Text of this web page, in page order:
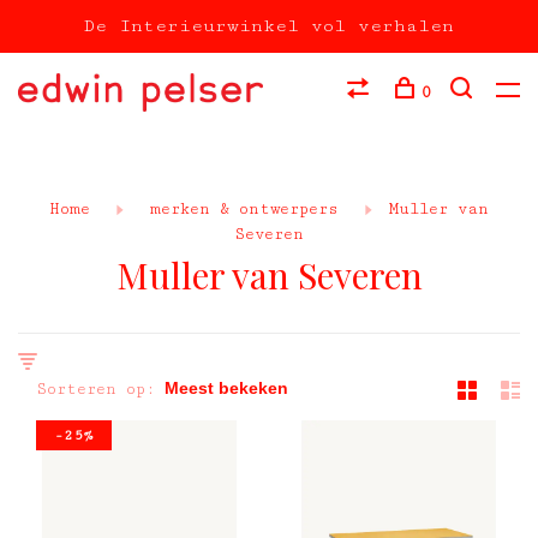
De Interieurwinkel vol verhalen
0
Home merken & ontwerpers
Muller van
Severen
Muller van Severen
Sorteren op:
-25%